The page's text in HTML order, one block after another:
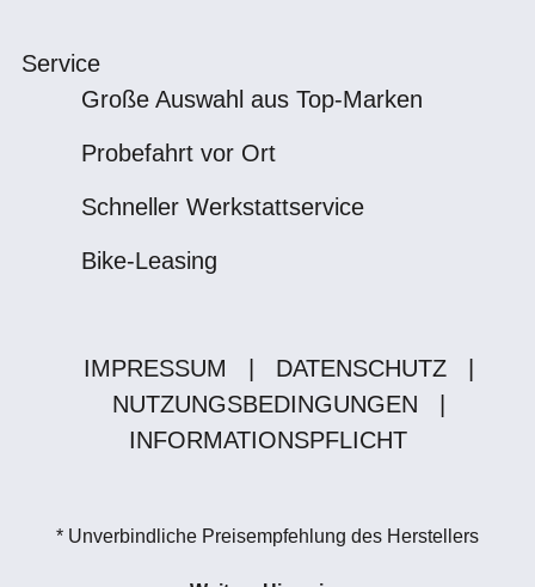
Service
Große Auswahl aus Top-Marken
Probefahrt vor Ort
Schneller Werkstattservice
Bike-Leasing
IMPRESSUM DATENSCHUTZ
NUTZUNGSBEDINGUNGEN
INFORMATIONSPFLICHT
* Unverbindliche Preisempfehlung des Herstellers